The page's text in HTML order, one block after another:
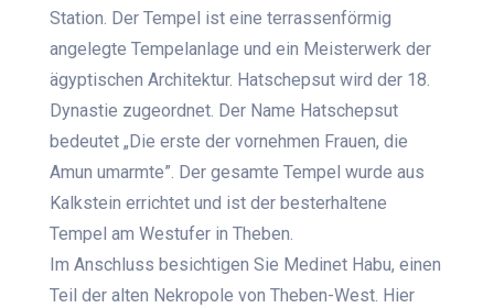
Station. Der Tempel ist eine terrassenförmig
angelegte Tempelanlage und ein Meisterwerk der
ägyptischen Architektur. Hatschepsut wird der 18.
Dynastie zugeordnet. Der Name Hatschepsut
bedeutet „Die erste der vornehmen Frauen, die
Amun umarmte”. Der gesamte Tempel wurde aus
Kalkstein errichtet und ist der besterhaltene
Tempel am Westufer in Theben.
Im Anschluss besichtigen Sie Medinet Habu, einen
Teil der alten Nekropole von Theben-West. Hier